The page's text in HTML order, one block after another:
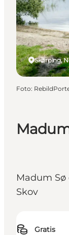
DET SKER
Planlæg
Book
Praktisk
Madum
Skov
Gratis
Skørping,
Foto: